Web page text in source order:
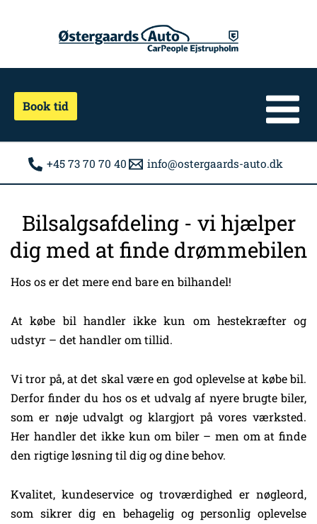
Book tid
+45 73 70 70 40 info@ostergaards-auto.dk
Bilsalgsafdeling - vi hjælper
dig med at finde drømmebilen
Hos os er det mere end bare en bilhandel!
At købe bil handler ikke kun om hestekræfter og
udstyr – det handler om tillid.
Vi tror på, at det skal være en god oplevelse at købe bil.
Derfor finder du hos os et udvalg af nyere brugte biler,
som er nøje udvalgt og klargjort på vores værksted.
Her handler det ikke kun om biler – men om at finde
den rigtige løsning til dig og dine behov.
Kvalitet, kundeservice og troværdighed er nøgleord,
som sikrer dig en behagelig og personlig oplevelse